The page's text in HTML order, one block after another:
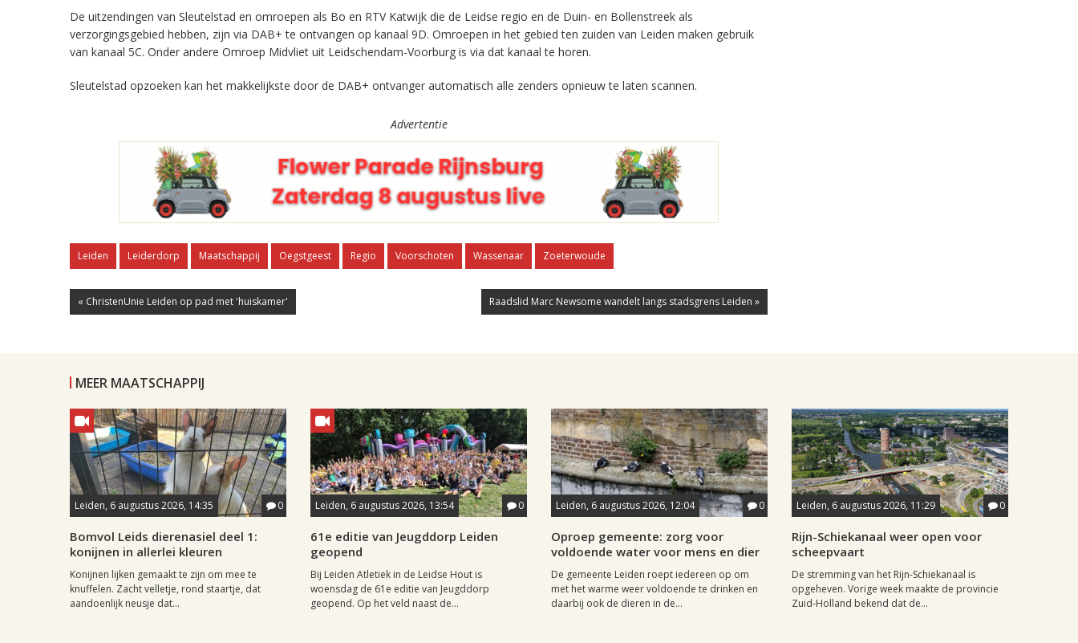
De uitzendingen van Sleutelstad en omroepen als Bo en RTV Katwijk die de Leidse regio en de Duin- en Bollenstreek als
verzorgingsgebied hebben, zijn via DAB+ te ontvangen op kanaal 9D. Omroepen in het gebied ten zuiden van Leiden maken gebruik
van kanaal 5C. Onder andere Omroep Midvliet uit Leidschendam-Voorburg is via dat kanaal te horen.
Sleutelstad opzoeken kan het makkelijkste door de DAB+ ontvanger automatisch alle zenders opnieuw te laten scannen.
Advertentie
Leiden Leiderdorp Maatschappij Oegstgeest Regio Voorschoten Wassenaar Zoeterwoude
« ChristenUnie Leiden op pad met 'huiskamer' Raadslid Marc Newsome wandelt langs stadsgrens Leiden »
MEER MAATSCHAPPIJ
Leiden, 6 augustus 2026, 14:35 0
Bomvol Leids dierenasiel deel 1:
konijnen in allerlei kleuren
Konijnen lijken gemaakt te zijn om mee te
knuffelen. Zacht velletje, rond staartje, dat
aandoenlijk neusje dat...
Leiden, 6 augustus 2026, 13:54 0
61e editie van Jeugddorp Leiden
geopend
Bij Leiden Atletiek in de Leidse Hout is
woensdag de 61e editie van Jeugddorp
geopend. Op het veld naast de...
Leiden, 6 augustus 2026, 12:04 0
Oproep gemeente: zorg voor
voldoende water voor mens en dier
De gemeente Leiden roept iedereen op om
met het warme weer voldoende te drinken en
daarbij ook de dieren in de...
Leiden, 6 augustus 2026, 11:29 0
Rijn-Schiekanaal weer open voor
scheepvaart
De stremming van het Rijn-Schiekanaal is
opgeheven. Vorige week maakte de provincie
Zuid-Holland bekend dat de...